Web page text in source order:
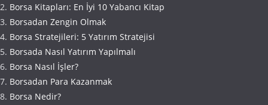
Borsa Kitapları: En İyi 10 Yabancı Kitap
Borsadan Zengin Olmak
Borsa Stratejileri: 5 Yatırım Stratejisi
Borsada Nasıl Yatırım Yapılmalı
Borsa Nasıl İşler?
Borsadan Para Kazanmak
Borsa Nedir?